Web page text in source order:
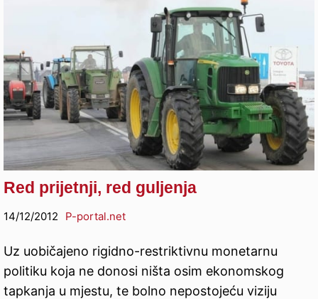
Red prijetnji, red guljenja
14/12/2012 P-portal.net
Uz uobičajeno rigidno-restriktivnu monetarnu
politiku koja ne donosi ništa osim ekonomskog
tapkanja u mjestu, te bolno nepostojeću viziju